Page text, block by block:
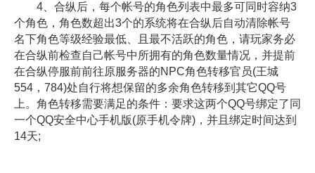
4、合纵后，每个帐号的角色列表中最多可同时容纳3
个角色，角色数超出3个的系统将在合纵后自动清除帐号
名下角色等级经验最低、且最不活跃的角色，请玩家务必
在合纵前检查自己帐号中所拥有的角色数量情况，并提前
在合纵停服前前往原服务器的NPC角色转移官员(王城
554，784)处自行将想保留的多余角色转移到其它QQ号
上。角色转移需要满足的条件：要求这两个QQ号绑定了同
一个QQ安全中心手机版(原手机令牌)，并且绑定时间达到
14天;